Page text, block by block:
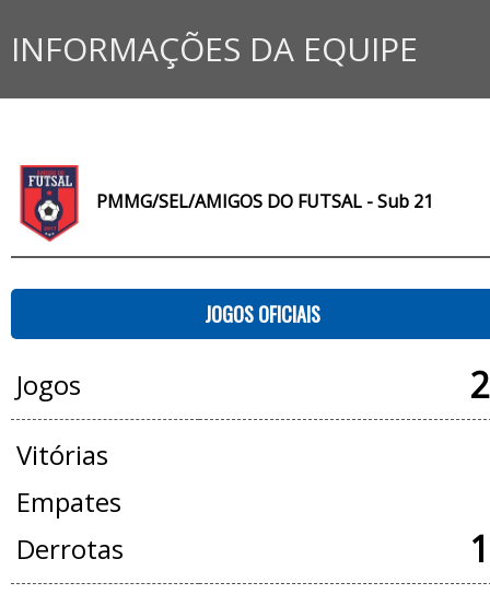
INFORMAÇÕES DA EQUIPE
PMMG/SEL/AMIGOS DO FUTSAL - Sub 21
JOGOS OFICIAIS
Jogos
Vitórias
Empates
Derrotas